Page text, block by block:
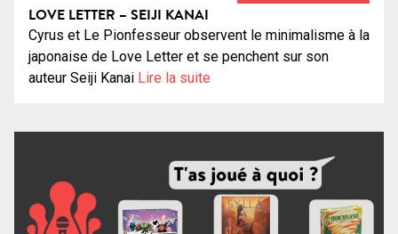
LOVE LETTER – SEIJI KANAI
Cyrus et Le Pionfesseur observent le minimalisme à la
japonaise de Love Letter et se penchent sur son
auteur Seiji Kanai Lire la suite